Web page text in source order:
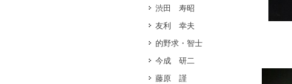
渋田 寿昭
友利 幸夫
的野求・智士
今成 研二
藤原 謹